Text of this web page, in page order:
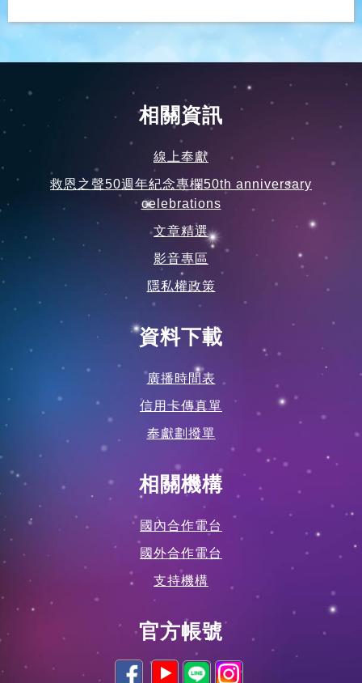
相關資訊
線上奉獻
救恩之聲50週年紀念專欄50th anniversary
celebrations
文章精選
影音專區
隱私權政策
資料下載
廣播時間表
信用卡傳真單
奉獻劃撥單
相關機構
國內合作電台
國外合作電台
支持機構
官方帳號